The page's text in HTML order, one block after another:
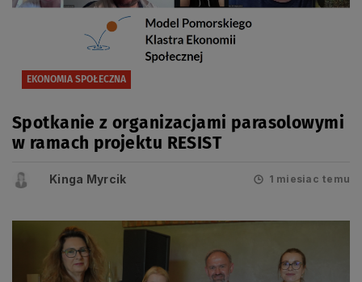
EKONOMIA SPOŁECZNA
Spotkanie z organizacjami parasolowymi
w ramach projektu RESIST
Kinga Myrcik 1 miesiac temu